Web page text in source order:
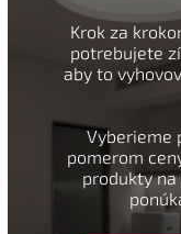
Krok za
potrebujete
aby to
Vyberieme
pomerom
produkty